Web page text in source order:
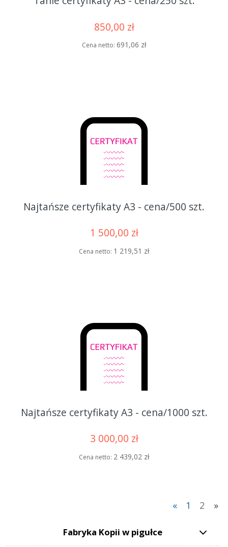
850,00 zł
Cena netto: 691,06 zł
Najtańsze certyfikaty A3 - cena/500 szt.
1 500,00 zł
Cena netto: 1 219,51 zł
Najtańsze certyfikaty A3 - cena/1000 szt.
3 000,00 zł
Cena netto: 2 439,02 zł
« 1 2 »
Fabryka Kopii w pigułce